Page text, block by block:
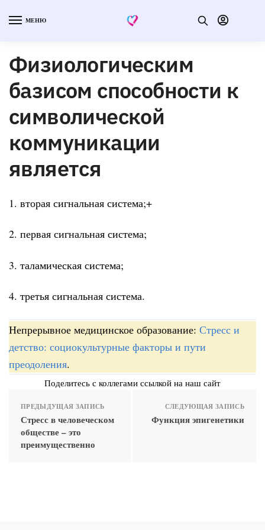
МЕНЮ
Физиологическим
базисом способности к
символической
коммуникации
является
1. вторая сигнальная система;+
2. первая сигнальная система;
3. таламическая система;
4. третья сигнальная система.
Непрерывное медицинское образование: Стресс и
детство: социокультурные факторы и пути
преодоления.
Поделитесь с коллегами ссылкой на наш сайт
ПРЕДЫДУЩАЯ ЗАПИСЬ
Стресс в человеческом
обществе – это
преимущественно
СЛЕДУЮЩАЯ ЗАПИСЬ
Функция эпигенетики